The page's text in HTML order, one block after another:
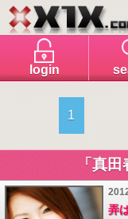
login
1
「真田
弄